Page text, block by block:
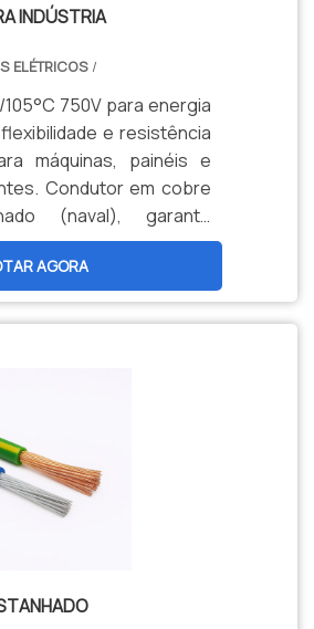
INDÚSTRIA
ELÉTRICOS /
105°C 750V para energia
e resistência
máquinas, painéis e
Condutor em cobre
(naval), garante
e menor
personalizadas,
e assistência técnica
sua indústria.
AGORA